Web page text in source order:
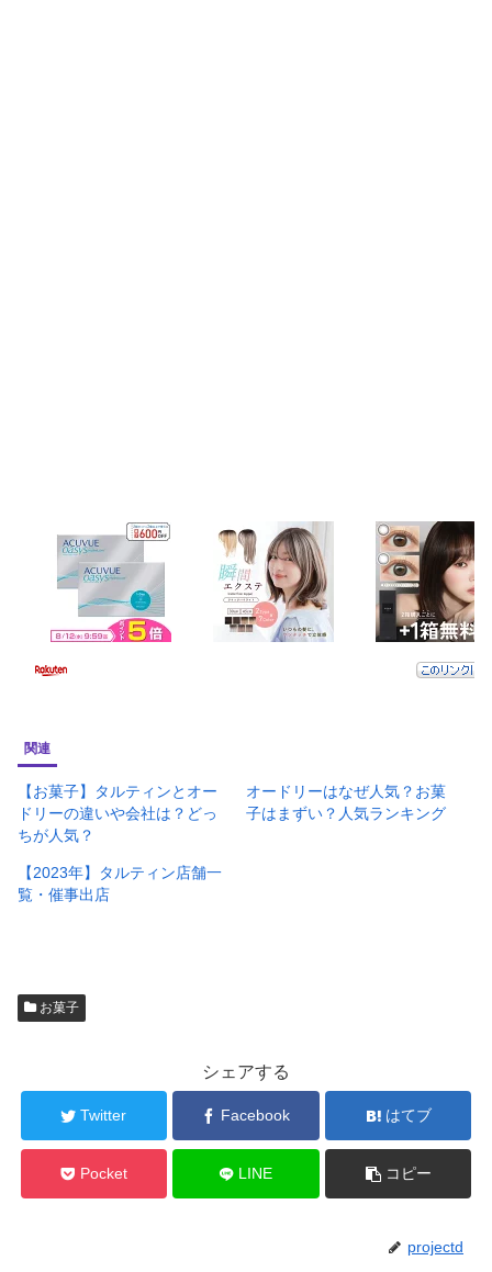
関連
【お菓子】タルティンとオー
ドリーの違いや会社は？どっ
ちが人気？
オードリーはなぜ人気？お菓
子はまずい？人気ランキング
【2023年】タルティン店舗一
覧・催事出店
お菓子
シェアする
Twitter Facebook はてブ
Pocket LINE コピー
projectd